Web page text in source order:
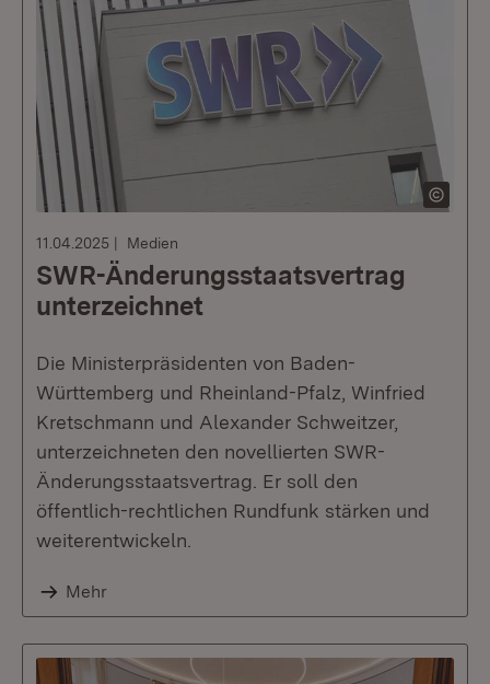
11.04.2025 Medien
SWR-Änderungsstaatsvertrag
unterzeichnet
Die Ministerpräsidenten von Baden-
Württemberg und Rheinland-Pfalz, Winfried
Kretschmann und Alexander Schweitzer,
unterzeichneten den novellierten SWR-
Änderungsstaatsvertrag. Er soll den
öffentlich-rechtlichen Rundfunk stärken und
weiterentwickeln.
Mehr